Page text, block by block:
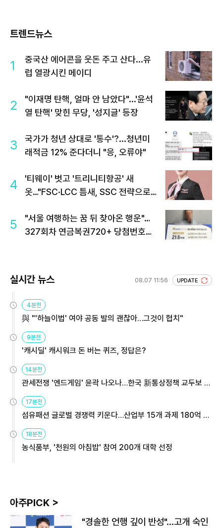
트렌드뉴스
1
중국산 에어콘을 웃돈 주고 산다...유
럽 열광시킨 메이디
2
"이재명 탄핵, 얼마 안 남았다"...'윤석
열 탄핵' 맞힌 무당, '성지글' 등장
3
국가가 청년 상대로 '통수'?...청년미
래적금 12% 준다더니 "응, 오류야"
4
'티웨이' 벗고 '트리니티항공' 새
옷…"FSC·LCC 틈새, SSC 전략으로
5
"서울 여행하는 꿈 뒤 찾아온 행운"…
327회차 연금복권720+ 당첨번호조
실시간 뉴스 08.07 11:56 UPDATE
4분전
與 "'하늘이법' 여야 공동 발의 괜찮아…그것이 협치"
9분전
'캐시딜' 캐시워크 돈 버는 퀴즈, 정답은?
14분전
관세전쟁 '엔드게임' 윤곽 나오나…한국 新통상정책 교두보 활
17분전
섬유패션 글로벌 경쟁력 키운다…산업부 15개 과제 180억 지
18분전
농식품부, '천원의 아침밥' 참여 200개 대학 선정
아주PICK >
"경솔한 언행 깊이 반성"…고개 숙인